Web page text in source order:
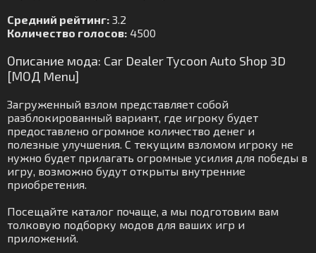
Средний рейтинг: 3.2
Количество голосов: 4500
Описание мода: Car Dealer Tycoon Auto Shop 3D
[МОД Menu]
Загруженный взлом представляет собой
разблокированный вариант, где игроку будет
предоставлено огромное количество денег и
полезные улучшения. С текущим взломом игроку не
нужно будет прилагать огромные усилия для победы в
игру, возможно будут открыты внутренние
приобретения.
Посещайте каталог почаще, а мы подготовим вам
толковую подборку модов для ваших игр и
приложений.